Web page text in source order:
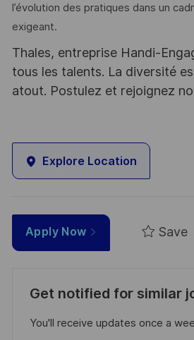
l’évolution des pratiques dans un
exigeant.
Thales, entreprise Handi-
tous les talents. La diversité
atout. Postulez et rejoignez
Explore Location
Apply Now Save
Get notified for similar
You'll receive updates once a